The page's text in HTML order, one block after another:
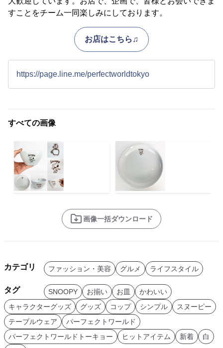
すことをチーム一同楽しみにしております。
お店はこちら♫
https://page.line.me/perfectworldtokyo
すべての画像
画像一括ダウンロード
カテゴリ ファッション・美容 グルメ ライフスタイル
タグ SNOOPY お揃い お皿
かわいい
キャラクターグッズ
グッズ コップ シンプル
スヌーピー
テーブルウェア
パーフェクトワールド
パーフェクトワールドトーキョー
ヒットアイテム 新着
白